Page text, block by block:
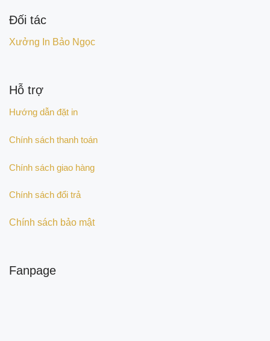
Đối tác
Xưởng In Bảo Ngọc
Hỗ trợ
Hướng dẫn đặt in
Chính sách thanh toán
Chính sách giao hàng
Chính sách đổi trả
Chính sách bảo mật
Fanpage